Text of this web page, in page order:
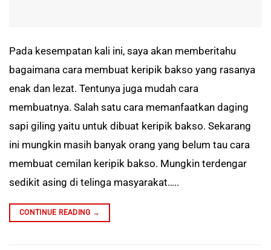
Pada kesempatan kali ini, saya akan memberitahu
bagaimana cara membuat keripik bakso yang rasanya
enak dan lezat. Tentunya juga mudah cara
membuatnya. Salah satu cara memanfaatkan daging
sapi giling yaitu untuk dibuat keripik bakso. Sekarang
ini mungkin masih banyak orang yang belum tau cara
membuat cemilan keripik bakso. Mungkin terdengar
sedikit asing di telinga masyarakat…..
CONTINUE READING →